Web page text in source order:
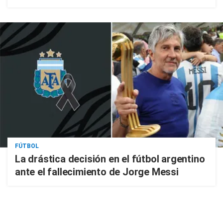
FÚTBOL
La drástica decisión en el fútbol argentino
ante el fallecimiento de Jorge Messi